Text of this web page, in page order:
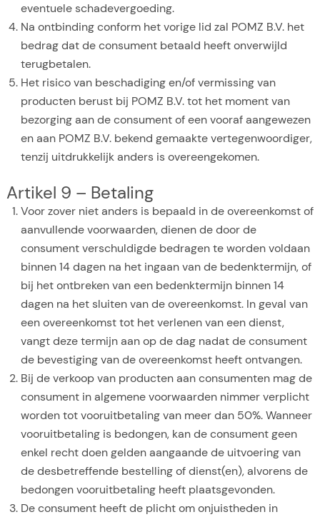
eventuele schadevergoeding.
Na ontbinding conform het vorige lid zal POMZ B.V. het
bedrag dat de consument betaald heeft onverwijld
terugbetalen.
Het risico van beschadiging en/of vermissing van
producten berust bij POMZ B.V. tot het moment van
bezorging aan de consument of een vooraf aangewezen
en aan POMZ B.V. bekend gemaakte vertegenwoordiger,
tenzij uitdrukkelijk anders is overeengekomen.
Artikel 9 – Betaling
Voor zover niet anders is bepaald in de overeenkomst of
aanvullende voorwaarden, dienen de door de
consument verschuldigde bedragen te worden voldaan
binnen 14 dagen na het ingaan van de bedenktermijn, of
bij het ontbreken van een bedenktermijn binnen 14
dagen na het sluiten van de overeenkomst. In geval van
een overeenkomst tot het verlenen van een dienst,
vangt deze termijn aan op de dag nadat de consument
de bevestiging van de overeenkomst heeft ontvangen.
Bij de verkoop van producten aan consumenten mag de
consument in algemene voorwaarden nimmer verplicht
worden tot vooruitbetaling van meer dan 50%. Wanneer
vooruitbetaling is bedongen, kan de consument geen
enkel recht doen gelden aangaande de uitvoering van
de desbetreffende bestelling of dienst(en), alvorens de
bedongen vooruitbetaling heeft plaatsgevonden.
De consument heeft de plicht om onjuistheden in